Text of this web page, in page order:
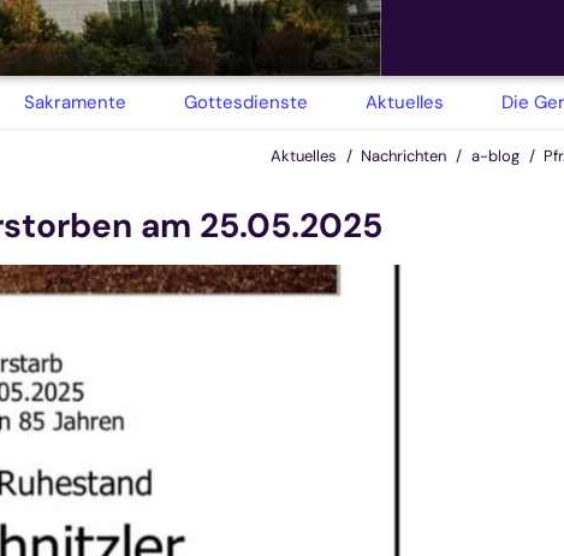
Sakramente Gottesdienste Aktuelles Die
Aktuelles Nachrichten a-blog
am 25.05.2025